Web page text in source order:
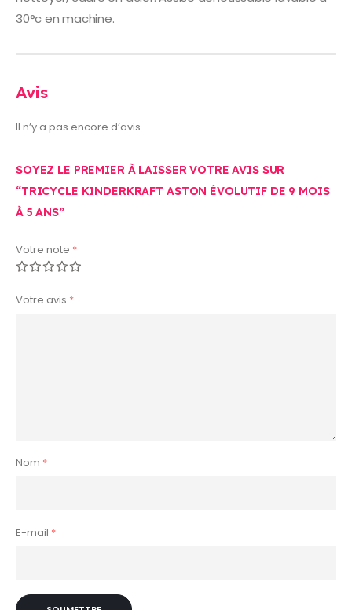
30°c en machine.
Avis
Il n’y a pas encore d’avis.
SOYEZ LE PREMIER À LAISSER VOTRE AVIS SUR
“TRICYCLE KINDERKRAFT ASTON ÉVOLUTIF DE 9 MOIS
À 5 ANS”
Votre note *
Votre avis *
Nom *
E-mail *